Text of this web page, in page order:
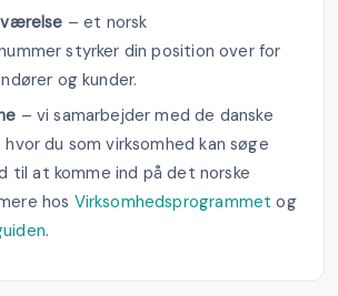
– et norsk
styrker din position over for
og kunder.
– vi samarbejder med de danske
hvor du som virksomhed kan søge
til at komme ind på det norske
hos Virksomhedsprogrammet og
.